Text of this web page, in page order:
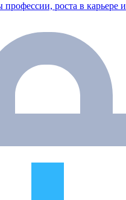
роста в карьере и